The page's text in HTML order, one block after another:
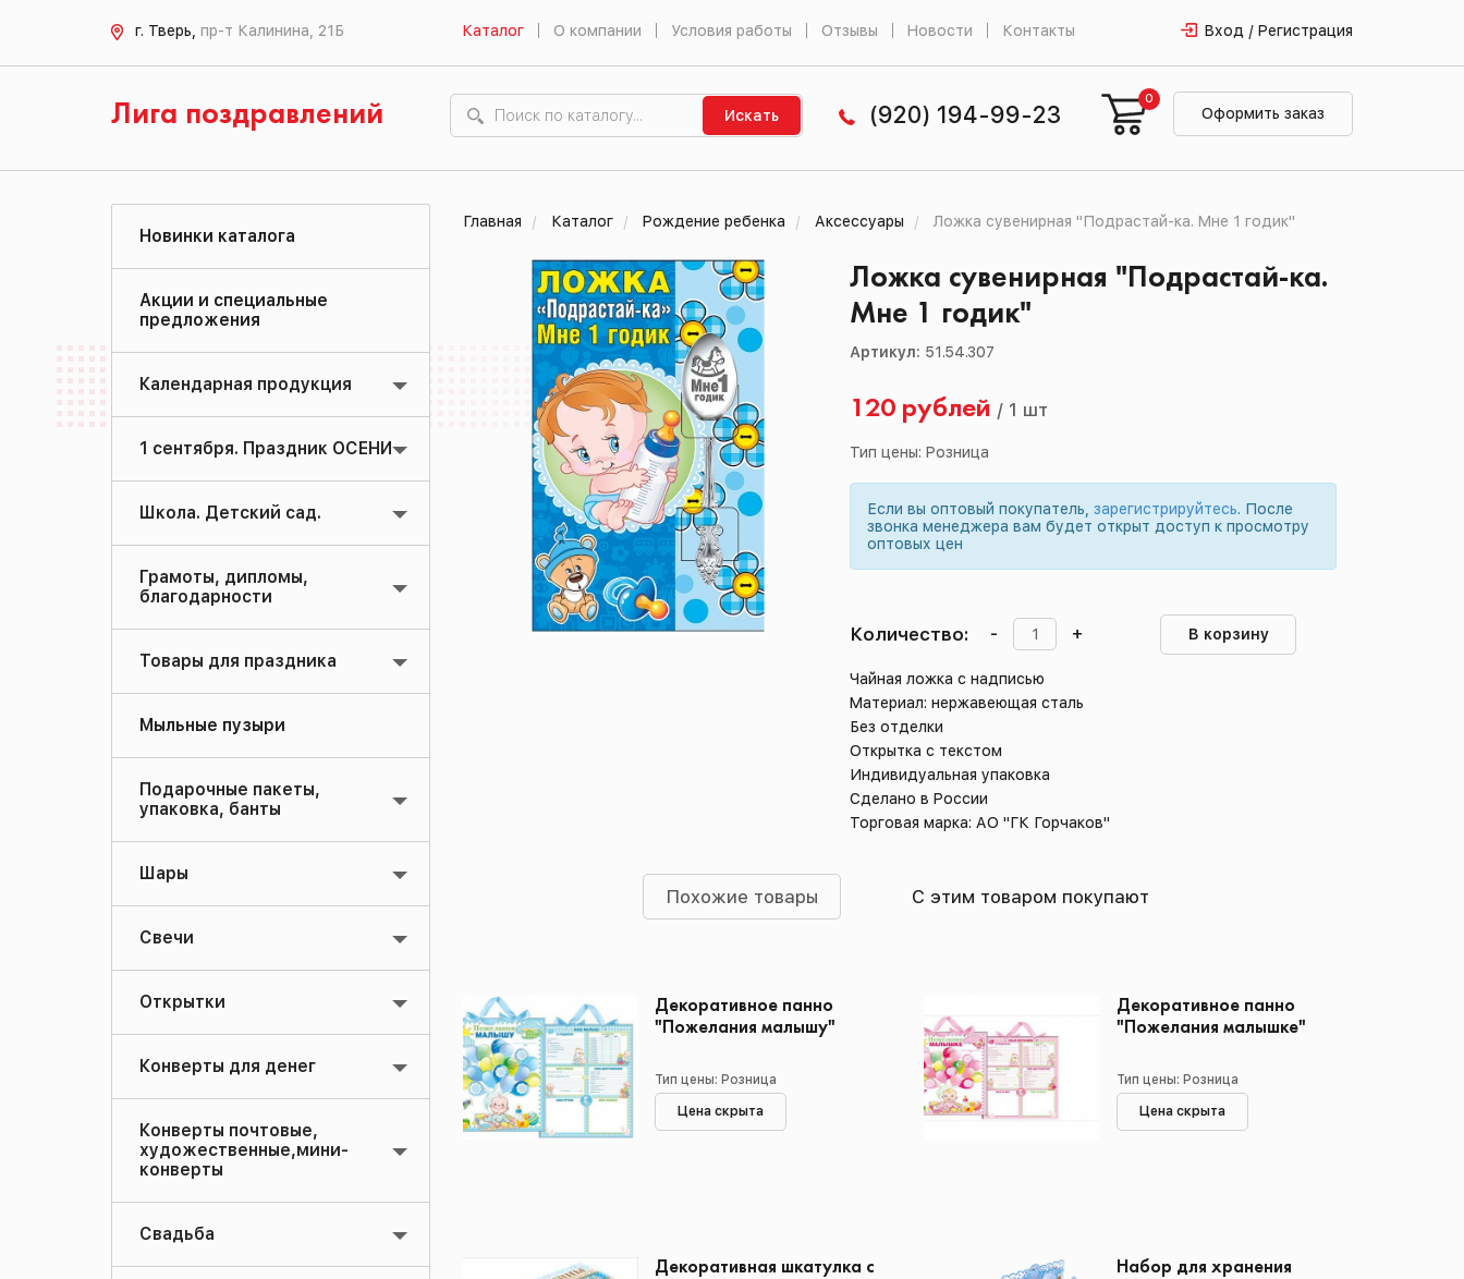
г. Тверь, пр-т Калинина, 21Б Каталог О компании Условия работы Отзывы Новости Контакты Вход / Регистрация
Лига поздравлений Искать (920) 194-99-23 Оформить заказ
0
Новинки каталога
Акции и специальные
предложения
Календарная продукция
1 сентября. Праздник ОСЕНИ
Школа. Детский сад.
Грамоты, дипломы,
благодарности
Товары для праздника
Мыльные пузыри
Подарочные пакеты,
упаковка, банты
Шары
Свечи
Открытки
Конверты для денег
Конверты почтовые,
художественные,мини-
конверты
Свадьба
Главная Каталог Рождение ребенка Аксессуары Ложка сувенирная "Подрастай-ка. Мне 1 годик"
Ложка сувенирная "Подрастай-ка.
Мне 1 годик"
Артикул: 51.54.307
120 рублей / 1 шт
Тип цены: Розница
Если вы оптовый покупатель,зарегистрируйтесь. После
звонка менеджера вам будет открыт доступ к просмотру
оптовых цен
Количество: - + В корзину
Чайная ложка с надписью
Материал: нержавеющая сталь
Без отделки
Открытка с текстом
Индивидуальная упаковка
Сделано в России
Торговая марка: АО "ГК Горчаков"
Похожие товары С этим товаром покупают
Декоративное панно
"Пожелания малышу"
Тип цены: Розница
Цена скрыта
Декоративное панно
"Пожелания малышке"
Тип цены: Розница
Цена скрыта
Декоративная шкатулка с
Набор для хранения